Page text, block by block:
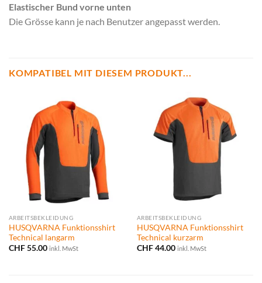
Elastischer Bund vorne unten
Die Grösse kann je nach Benutzer angepasst werden.
KOMPATIBEL MIT DIESEM PRODUKT...
ARBEITSBEKLEIDUNG
HUSQVARNA Funktionsshirt
Technical langarm
CHF55.00 inkl. MwSt
ARBEITSBEKLEIDUNG
HUSQVARNA Funktionsshirt
Technical kurzarm
CHF44.00 inkl. MwSt